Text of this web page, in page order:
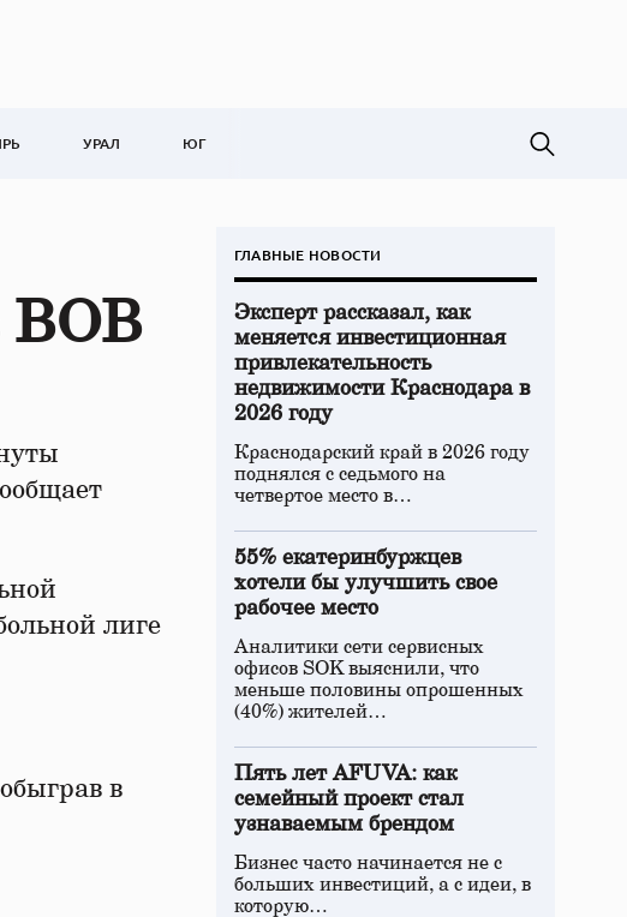
УРАЛ ЮГ
ВОВ
лиге
в
ГЛАВНЫЕ НОВОСТИ
Эксперт рассказал, как
меняется инвестиционная
привлекательность
недвижимости Краснодара в
2026 году
Краснодарский край в 2026 году
поднялся с седьмого на
четвертое место в…
55% екатеринбуржцев
хотели бы улучшить свое
рабочее место
Аналитики сети сервисных
офисов SOK выяснили, что
меньше половины опрошенных
(40%) жителей…
Пять лет AFUVA: как
семейный проект стал
узнаваемым брендом
Бизнес часто начинается не с
больших инвестиций, а с идеи, в
которую…